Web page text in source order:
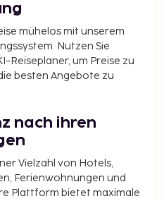
mühelos mit unserem
Nutzen Sie
Reiseplaner, um Preise zu
besten Angebote zu
nach ihren
Vielzahl von Hotels,
Ferienwohnungen und
Plattform bietet maximale